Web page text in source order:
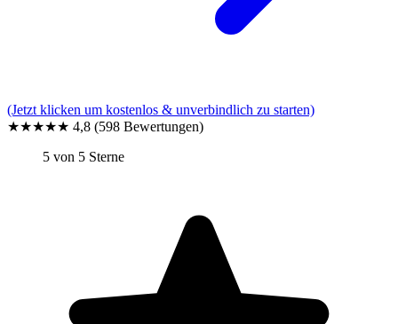
(Jetzt klicken um kostenlos & unverbindlich zu starten)
★★★★★ 4,8 (598 Bewertungen)
5 von 5 Sterne